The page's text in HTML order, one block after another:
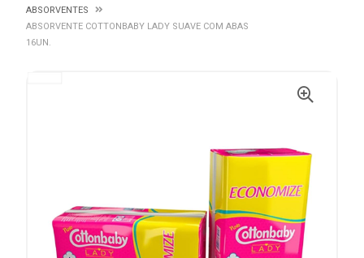
ABSORVENTES
ABSORVENTE COTTONBABY LADY SUAVE COM ABAS
16UN.